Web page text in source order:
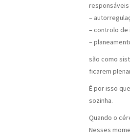
responsáveis
–
– controlo de
–
são como
ficarem
É por isso
sozinha.
Quando o
Nesses